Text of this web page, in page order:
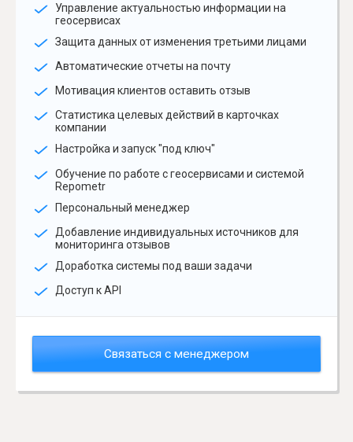
Управление актуальностью информации на
геосервисах
Защита данных от изменения третьими лицами
Автоматические отчеты на почту
Мотивация клиентов оставить отзыв
Статистика целевых действий в карточках
компании
Настройка и запуск "под ключ"
Обучение по работе с геосервисами и системой
Repometr
Персональный менеджер
Добавление индивидуальных источников для
мониторинга отзывов
Доработка системы под ваши задачи
Доступ к API
Связаться с менеджером